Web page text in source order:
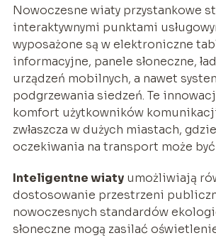
Nowoczesne wiaty przystankowe
interaktywnymi punktami
wyposażone są w elektroniczne
informacyjne, panele słoneczne,
urządzeń mobilnych, a nawet
podgrzewania siedzeń. Te
komfort użytkowników
zwłaszcza w dużych miastach,
oczekiwania na transport może być
Inteligentne wiatyumożliwiają
dostosowanie przestrzeni
nowoczesnych standardów
słoneczne mogą zasilać